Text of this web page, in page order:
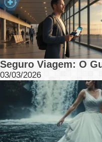
Seguro Viagem: O
03/03/2026